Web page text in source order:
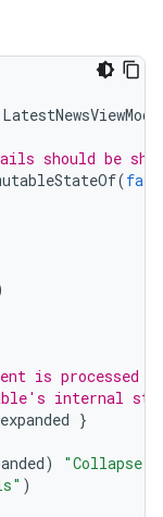
should be
(
is processed
internal
expanded }
) "Collapse"
)